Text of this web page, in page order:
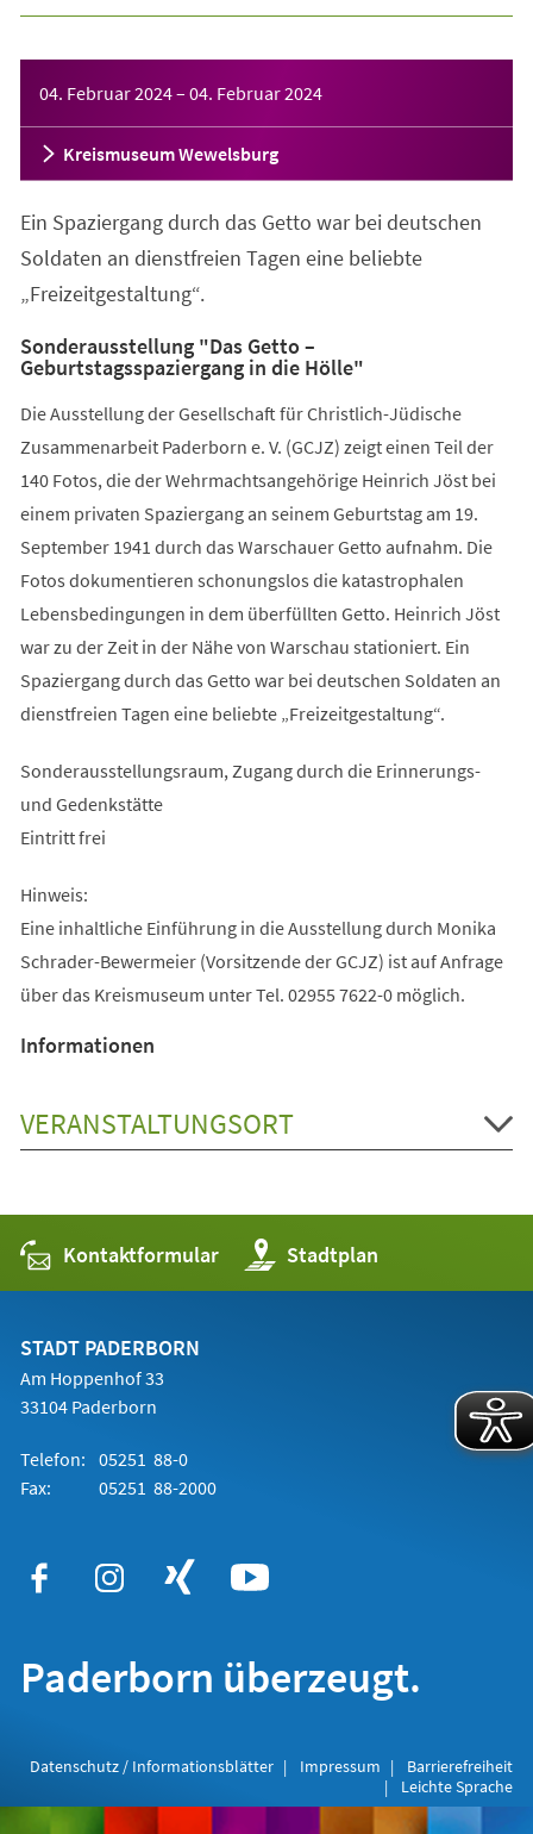
04. Februar 2024– 04. Februar 2024
Kreismuseum Wewelsburg
Ein Spaziergang durch das Getto war bei deutschen
Soldaten an dienstfreien Tagen eine beliebte
„Freizeitgestaltung“.
Sonderausstellung "Das Getto –
Geburtstagsspaziergang in die Hölle"
Die Ausstellung der Gesellschaft für Christlich-Jüdische
Zusammenarbeit Paderborn e. V. (GCJZ) zeigt einen Teil der
140 Fotos, die der Wehrmachtsangehörige Heinrich Jöst bei
einem privaten Spaziergang an seinem Geburtstag am 19.
September 1941 durch das Warschauer Getto aufnahm. Die
Fotos dokumentieren schonungslos die katastrophalen
Lebensbedingungen in dem überfüllten Getto. Heinrich Jöst
war zu der Zeit in der Nähe von Warschau stationiert. Ein
Spaziergang durch das Getto war bei deutschen Soldaten an
dienstfreien Tagen eine beliebte „Freizeitgestaltung“.
Sonderausstellungsraum, Zugang durch die Erinnerungs-
und Gedenkstätte
Eintritt frei
Hinweis:
Eine inhaltliche Einführung in die Ausstellung durch Monika
Schrader-Bewermeier (Vorsitzende der GCJZ) ist auf Anfrage
über das Kreismuseum unter Tel. 02955 7622-0 möglich.
Informationen
VERANSTALTUNGSORT
Kontaktformular Stadtplan
(Öffnet
in
einem
STADT PADERBORN
Am Hoppenhof 33
33104 Paderborn
Telefon: 05251 88-0
Fax:
05251 88-2000
Paderborn überzeugt.
Datenschutz / Informationsblätter Impressum
Barrierefreiheit
Leichte Sprache